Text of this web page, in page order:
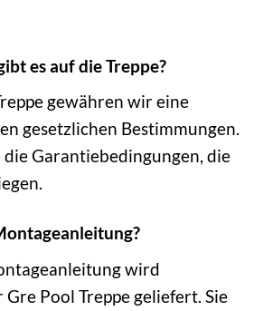
es auf die Treppe?
gewähren wir eine
gesetzlichen Bestimmungen.
Garantiebedingungen, die
wird
Pool Treppe geliefert. Sie